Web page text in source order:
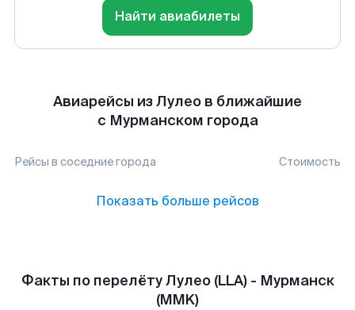
Найти авиабилеты
Авиарейсы из Лулео в ближайшие
с Мурманском города
Рейсы в соседние города Стоимость
Показать больше рейсов
Факты по перелёту Лулео (LLA) - Мурманск
(MMK)